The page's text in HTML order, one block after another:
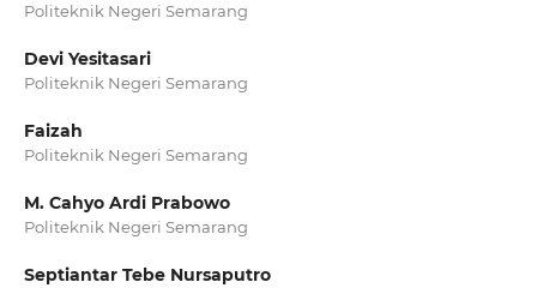
Politeknik Negeri Semarang
Devi Yesitasari
Politeknik Negeri Semarang
Faizah
Politeknik Negeri Semarang
M. Cahyo Ardi Prabowo
Politeknik Negeri Semarang
Septiantar Tebe Nursaputro